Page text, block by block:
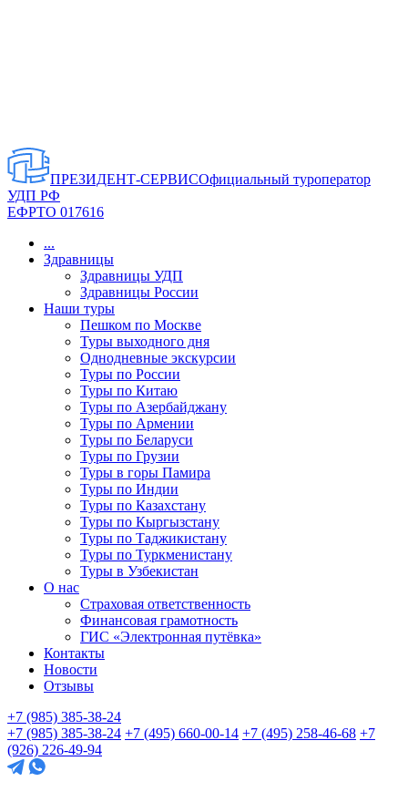
ПРЕЗИДЕНТ-СЕРВИСОфициальный туроператор
УДП РФ
ЕФРТО 017616
...
Здравницы
Здравницы УДП
Здравницы России
Наши туры
Пешком по Москве
Туры выходного дня
Однодневные экскурсии
Туры по России
Туры по Китаю
Туры по Азербайджану
Туры по Армении
Туры по Беларуси
Туры по Грузии
Туры в горы Памира
Туры по Индии
Туры по Казахстану
Туры по Кыргызстану
Туры по Таджикистану
Туры по Туркменистану
Туры в Узбекистан
О нас
Страховая ответственность
Финансовая грамотность
ГИС «Электронная путёвка»
Контакты
Новости
Отзывы
+7 (985) 385-38-24
+7 (985) 385-38-24 +7 (495) 660-00-14 +7 (495) 258-46-68 +7
(926) 226-49-94